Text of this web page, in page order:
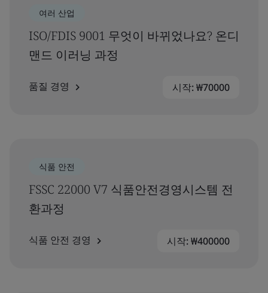
여러 산업
ISO/FDIS 9001 무엇이 바뀌었나요? 온디
맨드 이러닝 과정
품질 경영 시작: ₩70000
식품 안전
FSSC 22000 V7 식품안전경영시스템 전
환과정
식품 안전 경영 시작: ₩400000